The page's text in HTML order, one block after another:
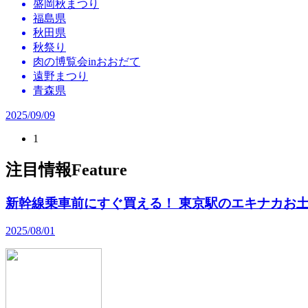
盛岡秋まつり
福島県
秋田県
秋祭り
肉の博覧会inおおだて
遠野まつり
青森県
2025/09/09
1
注目情報Feature
新幹線乗車前にすぐ買える！ 東京駅のエキナカお
2025/08/01